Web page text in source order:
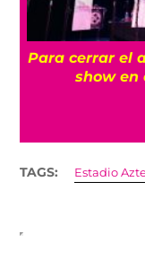
Para cerrar el
show en
TAGS: Estadio